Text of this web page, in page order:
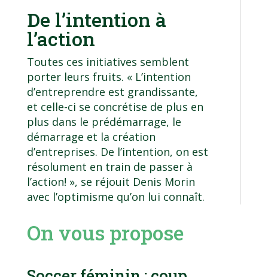
De l’intention à
l’action
Toutes ces initiatives semblent
porter leurs fruits. « L’intention
d’entreprendre est grandissante,
et celle-ci se concrétise de plus en
plus dans le prédémarrage, le
démarrage et la création
d’entreprises. De l’intention, on est
résolument en train de passer à
l’action! », se réjouit Denis Morin
avec l’optimisme qu’on lui connaît.
On vous propose